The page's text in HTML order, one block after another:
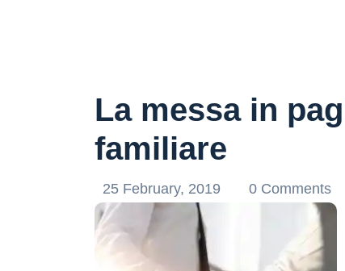
La messa in
familiare
25 February, 2019 0 Comments